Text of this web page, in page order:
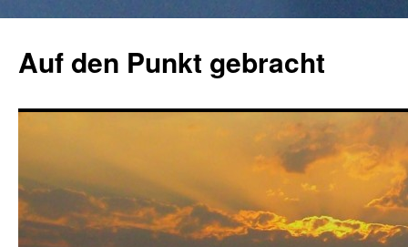
springen
Auf den Punkt gebracht